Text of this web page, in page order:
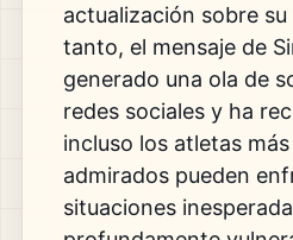
actualización sobre
tanto, el mensaje de
generado una ola de
redes sociales y ha
incluso los atletas
admirados pueden
situaciones